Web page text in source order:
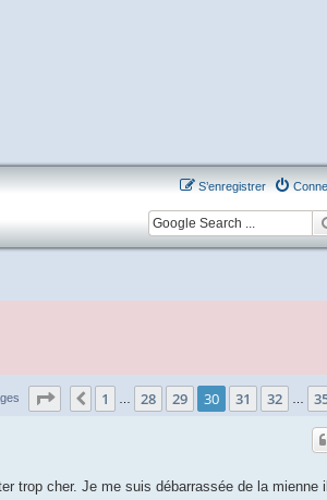
S’enregistrer
Page 30 sur 35
Précédente
1 28 29 30 31 32
trop cher. Je me suis débarrassée de la mienne